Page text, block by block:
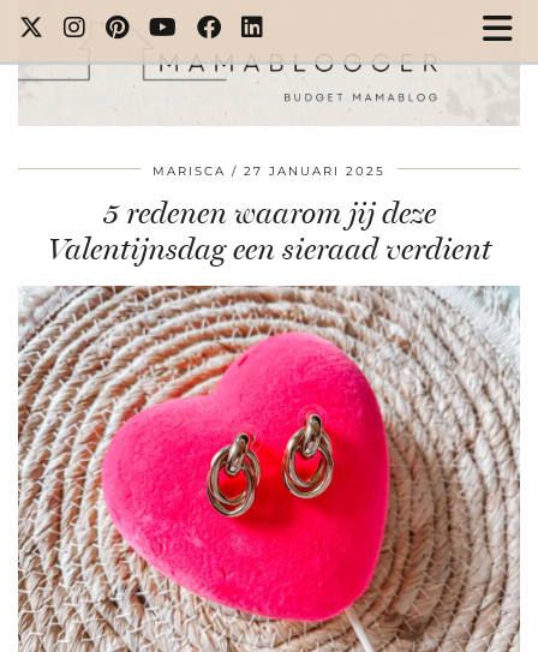
MARISCA 27 JANUARI 2025
5 redenen waarom jij deze
Valentijnsdag een sieraad verdient